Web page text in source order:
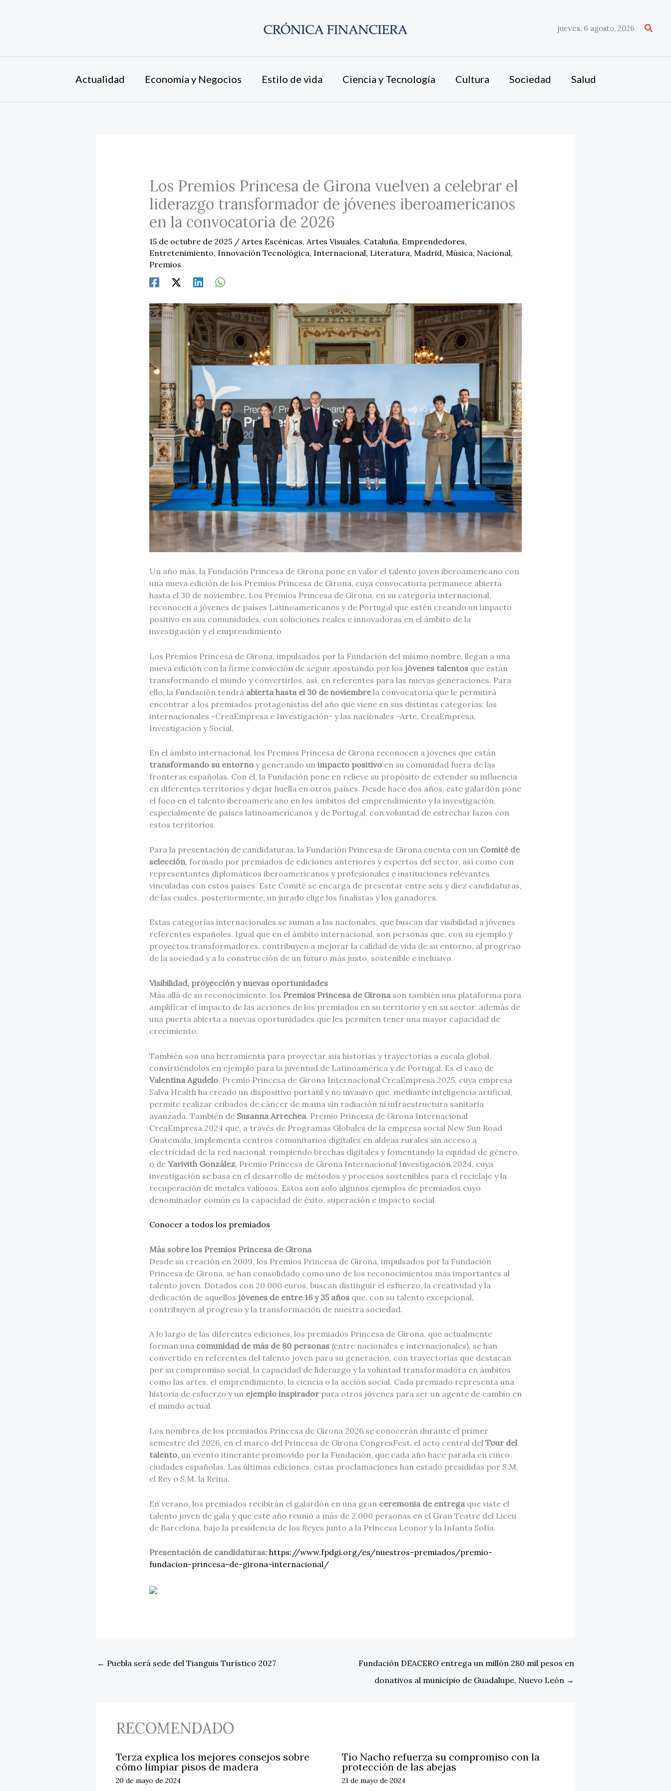
jueves, 6 agosto, 2026
Actualidad Economía y Negocios Estilo de vida Ciencia y Tecnología Cultura Sociedad Salud
Los Premios Princesa de Girona vuelven a celebrar el
liderazgo transformador de jóvenes iberoamericanos
en la convocatoria de 2026
15 de octubre de 2025 / Artes Escénicas, Artes Visuales, Cataluña, Emprendedores,
Entretenimiento, Innovación Tecnológica, Internacional, Literatura, Madrid, Música, Nacional,
Premios
Un año más, la Fundación Princesa de Girona pone en valor el talento joven iberoamericano con
una nueva edición de los Premios Princesa de Girona, cuya convocatoria permanece abierta
hasta el 30 de noviembre. Los Premios Princesa de Girona, en su categoría internacional,
reconocen a jóvenes de países Latinoamericanos y de Portugal que estén creando un impacto
positivo en sus comunidades, con soluciones reales e innovadoras en el ámbito de la
investigación y el emprendimiento
Los Premios Princesa de Girona, impulsados por la Fundación del mismo nombre, llegan a una
nueva edición con la firme convicción de seguir apostando por los jóvenes talentos que están
transformando el mundo y convertirlos, así, en referentes para las nuevas generaciones. Para
ello, la Fundación tendrá abierta hasta el 30 de noviembrela convocatoria que le permitirá
encontrar a los premiados protagonistas del año que viene en sus distintas categorías: las
internacionales -CreaEmpresa e Investigación- y las nacionales -Arte, CreaEmpresa,
Investigación y Social.
En el ámbito internacional, los Premios Princesa de Girona reconocen a jóvenes que están
transformando su entornoy generando un impacto positivoen su comunidad fuera de las
fronteras españolas. Con él, la Fundación pone en relieve su propósito de extender su influencia
en diferentes territorios y dejar huella en otros países. Desde hace dos años, este galardón pone
el foco en el talento iberoamericano en los ámbitos del emprendimiento y la investigación,
especialmente de países latinoamericanos y de Portugal, con voluntad de estrechar lazos con
estos territorios.
Para la presentación de candidaturas, la Fundación Princesa de Girona cuenta con un Comité de
selección, formado por premiados de ediciones anteriores y expertos del sector, así como con
representantes diplomáticos iberoamericanos y profesionales e instituciones relevantes
vinculadas con estos países. Este Comité se encarga de presentar entre seis y diez candidaturas,
de las cuales, posteriormente, un jurado elige los finalistas y los ganadores.
Estas categorías internacionales se suman a las nacionales, que buscan dar visibilidad a jóvenes
referentes españoles. Igual que en el ámbito internacional, son personas que, con su ejemplo y
proyectos transformadores, contribuyen a mejorar la calidad de vida de su entorno, al progreso
de la sociedad y a la construcción de un futuro más justo, sostenible e inclusivo.
Visibilidad, proyección y nuevas oportunidades
Más allá de su reconocimiento, los Premios Princesa de Gironason también una plataforma para
amplificar el impacto de las acciones de los premiados en su territorio y en su sector, además de
una puerta abierta a nuevas oportunidades que les permiten tener una mayor capacidad de
crecimiento.
También son una herramienta para proyectar sus historias y trayectorias a escala global,
convirtiéndolos en ejemplo para la juventud de Latinoamérica y de Portugal. Es el caso de
Valentina Agudelo, Premio Princesa de Girona Internacional CreaEmpresa 2025, cuya empresa
Salva Health ha creado un dispositivo portátil y no invasivo que, mediante inteligencia artificial,
permite realizar cribados de cáncer de mama sin radiación ni infraestructura sanitaria
avanzada. También de Susanna Arrechea, Premio Princesa de Girona Internacional
CreaEmpresa 2024 que, a través de Programas Globales de la empresa social New Sun Road
Guatemala, implementa centros comunitarios digitales en aldeas rurales sin acceso a
electricidad de la red nacional, rompiendo brechas digitales y fomentando la equidad de género,
o de Yarivith González, Premio Princesa de Girona Internacional Investigación 2024, cuya
investigación se basa en el desarrollo de métodos y procesos sostenibles para el reciclaje y la
recuperación de metales valiosos. Estos son solo algunos ejemplos de premiados cuyo
denominador común es la capacidad de éxito, superación e impacto social.
Conocer a todos los premiados
Más sobre los Premios Princesa de Girona
Desde su creación en 2009, los Premios Princesa de Girona, impulsados por la Fundación
Princesa de Girona, se han consolidado como uno de los reconocimientos más importantes al
talento joven. Dotados con 20.000 euros, buscan distinguir el esfuerzo, la creatividad y la
dedicación de aquellos jóvenes de entre 16 y 35 añosque, con su talento excepcional,
contribuyen al progreso y la transformación de nuestra sociedad.
A lo largo de las diferentes ediciones, los premiados Princesa de Girona, que actualmente
forman una comunidad de más de 80 personas (entre nacionales e internacionales), se han
convertido en referentes del talento joven para su generación, con trayectorias que destacan
por su compromiso social, la capacidad de liderazgo y la voluntad transformadora en ámbitos
como las artes, el emprendimiento, la ciencia o la acción social. Cada premiado representa una
historia de esfuerzo y un ejemplo inspiradorpara otros jóvenes para ser un agente de cambio en
el mundo actual.
Los nombres de los premiados Princesa de Girona 2026 se conocerán durante el primer
semestre del 2026, en el marco del Princesa de Girona CongresFest, el acto central del Tour del
talento, un evento itinerante promovido por la Fundación, que cada año hace parada en cinco
ciudades españolas. Las últimas ediciones, estas proclamaciones han estado presididas por S.M.
el Rey o S.M. la Reina.
En verano, los premiados recibirán el galardón en una gran ceremonia de entregaque viste el
talento joven de gala y que este año reunió a más de 2.000 personas en el Gran Teatre del Liceu
de Barcelona, bajo la presidencia de los Reyes junto a la Princesa Leonor y la Infanta Sofía.
Presentación de candidaturas: https://www.fpdgi.org/es/nuestros-premiados/premio-
fundacion-princesa-de-girona-internacional/
← Puebla será sede del Tianguis Turístico 2027
Fundación DEACERO entrega un millón 280 mil pesos en
donativos al municipio de Guadalupe, Nuevo León →
RECOMENDADO
Terza explica los mejores consejos sobre
cómo limpiar pisos de madera
20 de mayo de 2024
Tío Nacho refuerza su compromiso con la
protección de las abejas
21 de mayo de 2024